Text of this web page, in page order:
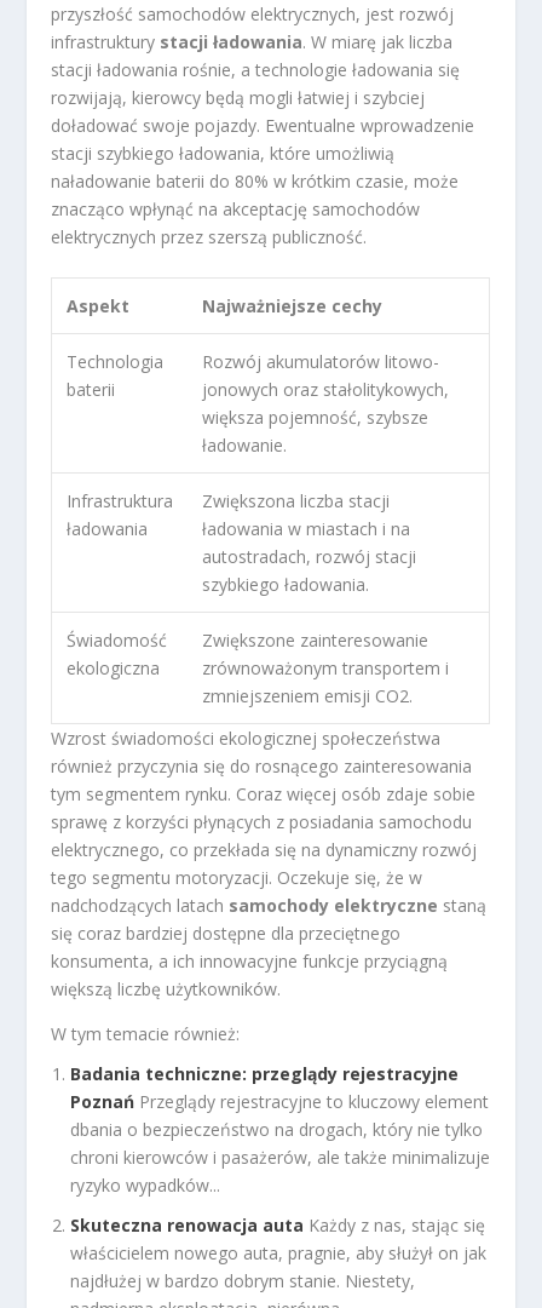
przyszłość samochodów elektrycznych, jest rozwój
infrastruktury stacji ładowania. W miarę jak liczba
stacji ładowania rośnie, a technologie ładowania się
rozwijają, kierowcy będą mogli łatwiej i szybciej
doładować swoje pojazdy. Ewentualne wprowadzenie
stacji szybkiego ładowania, które umożliwią
naładowanie baterii do 80% w krótkim czasie, może
znacząco wpłynąć na akceptację samochodów
elektrycznych przez szerszą publiczność.
Aspekt Najważniejsze cechy
Technologia
baterii
Rozwój akumulatorów litowo-
jonowych oraz stałolitykowych,
większa pojemność, szybsze
ładowanie.
Infrastruktura
ładowania
Zwiększona liczba stacji
ładowania w miastach i na
autostradach, rozwój stacji
szybkiego ładowania.
Świadomość
ekologiczna
Zwiększone zainteresowanie
zrównoważonym transportem i
zmniejszeniem emisji CO2.
Wzrost świadomości ekologicznej społeczeństwa
również przyczynia się do rosnącego zainteresowania
tym segmentem rynku. Coraz więcej osób zdaje sobie
sprawę z korzyści płynących z posiadania samochodu
elektrycznego, co przekłada się na dynamiczny rozwój
tego segmentu motoryzacji. Oczekuje się, że w
nadchodzących latach samochody elektryczne staną
się coraz bardziej dostępne dla przeciętnego
konsumenta, a ich innowacyjne funkcje przyciągną
większą liczbę użytkowników.
W tym temacie również:
Badania techniczne: przeglądy rejestracyjne
Poznań Przeglądy rejestracyjne to kluczowy element
dbania o bezpieczeństwo na drogach, który nie tylko
chroni kierowców i pasażerów, ale także minimalizuje
ryzyko wypadków...
Skuteczna renowacja auta Każdy z nas, stając się
właścicielem nowego auta, pragnie, aby służył on jak
najdłużej w bardzo dobrym stanie. Niestety,